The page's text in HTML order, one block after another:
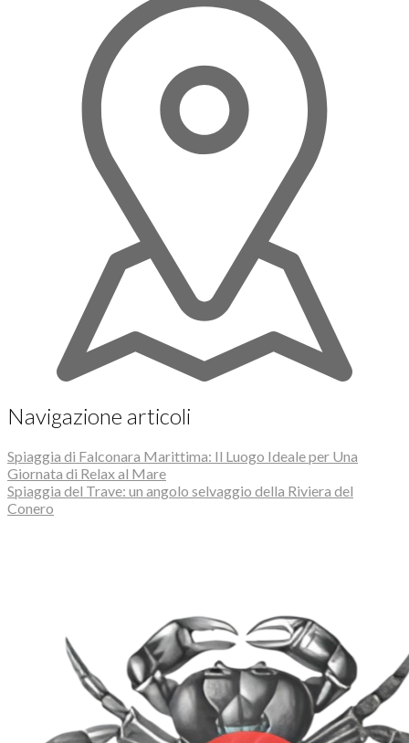
Navigazione articoli
Spiaggia di Falconara Marittima: Il Luogo Ideale per Una
Giornata di Relax al Mare
Spiaggia del Trave: un angolo selvaggio della Riviera del
Conero